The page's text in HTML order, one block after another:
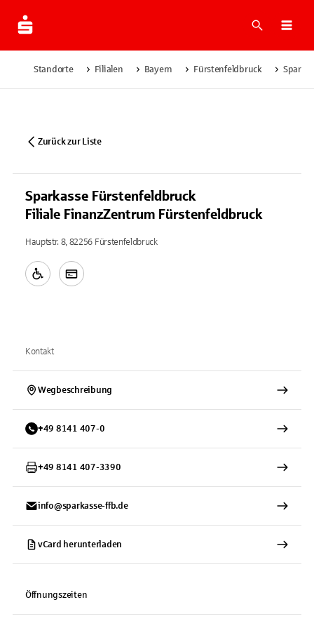
Suche
Standorte Filialen Bayern Fürstenfeldbruck
Zurück zur Liste
Sparkasse Fürstenfeldbruck
Filiale FinanzZentrum Fürstenfeldbruck
Hauptstr. 8, 82256 Fürstenfeldbruck
Kontakt
Wegbeschreibung
+49 8141 407-0
+49 8141 407-3390
info@sparkasse-ffb.de
vCard herunterladen
Öffnungszeiten